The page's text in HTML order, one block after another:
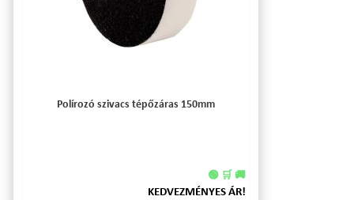
Polírozó szivacs tépőzáras 150mm
🟢 🛒 🚚
KEDVEZMÉNYES ÁR!